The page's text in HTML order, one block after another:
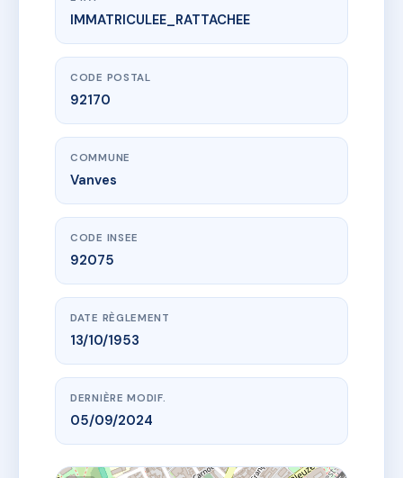
www.vme.plus/AD9418492
14 av jacques jezequel 92170 vanves
14 av jacques jezequel
IMMATRICULEE_RATTACHEE
CODE POSTAL
92170
COMMUNE
Vanves
CODE INSEE
92075
DATE RÈGLEMENT
13/10/1953
DERNIÈRE MODIF.
05/09/2024